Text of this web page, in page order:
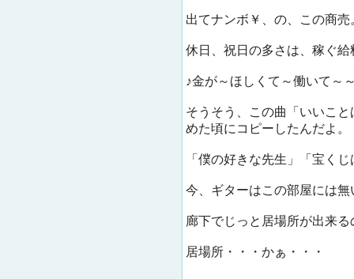
出てナンボ￥、の、この商売
休日、祝日の多さは、稼ぐ
♪金が～ほしくて～働いて～
そうそう、この曲「いいこ
めた頃にコピーしたんだよ。
「僕の好きな先生」「宝く
今、ギターはこの部屋には無
廊下でじっと居場所が出来
居場所・・・かぁ・・・